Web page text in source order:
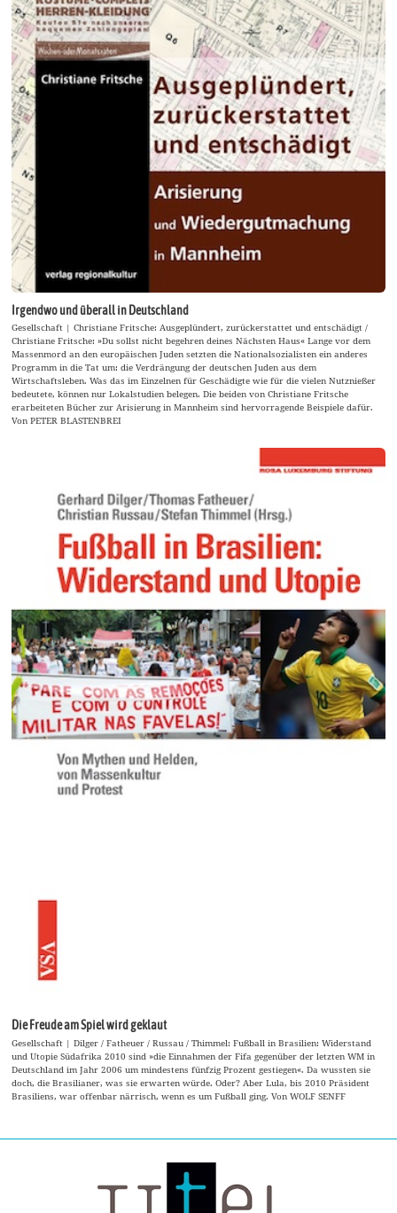
Irgendwo und überall in Deutschland
Gesellschaft | Christiane Fritsche: Ausgeplündert, zurückerstattet und entschädigt /
Christiane Fritsche: »Du sollst nicht begehren deines Nächsten Haus« Lange vor dem
Massenmord an den europäischen Juden setzten die Nationalsozialisten ein anderes
Programm in die Tat um: die Verdrängung der deutschen Juden aus dem
Wirtschaftsleben. Was das im Einzelnen für Geschädigte wie für die vielen Nutznießer
bedeutete, können nur Lokalstudien belegen. Die beiden von Christiane Fritsche
erarbeiteten Bücher zur Arisierung in Mannheim sind hervorragende Beispiele dafür.
Von PETER BLASTENBREI
Die Freude am Spiel wird geklaut
Gesellschaft | Dilger / Fatheuer / Russau / Thimmel: Fußball in Brasilien: Widerstand
und Utopie Südafrika 2010 sind »die Einnahmen der Fifa gegenüber der letzten WM in
Deutschland im Jahr 2006 um mindestens fünfzig Prozent gestiegen«. Da wussten sie
doch, die Brasilianer, was sie erwarten würde. Oder? Aber Lula, bis 2010 Präsident
Brasiliens, war offenbar närrisch, wenn es um Fußball ging. Von WOLF SENFF